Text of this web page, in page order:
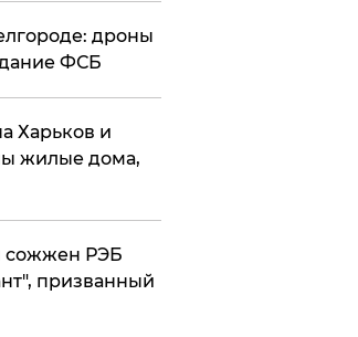
дроны
ФСБ
Харьков и
жилые дома,
сожжен РЭБ
призванный